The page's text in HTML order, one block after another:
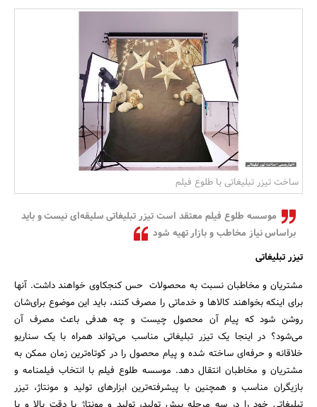
مسکن و ساختمان
ساخت تیزر تبلیغاتی با طلوع فیلم
موسسه طلوع فیلم معتقد است تیزر تبلیغاتی سلیقه‌ای نیست و باید
براساس نیاز مخاطب و بازار تهیه شود
تیزر تبلیغاتی
مشتریان و مخاطبان نسبت به محصولات حس کنجکاوی خواهند داشت. آنها
برای اینکه بخواهند کالاها و خدماتی را مصرف کنند، باید این موضوع برای‌شان
روشن شود که پیام آن محصول چیست و چه هدفی باعث مصرف آن
می‌شود؟ در اینجا یک تیزر تبلیغاتی مناسب می‌تواند همراه با یک سناریو
خلاقانه و حرفه‌ای ساخته شده و پیام محصول را در کوتاه‌ترین زمان ممکن به
مشتریان و مخاطبان انتقال دهد. موسسه طلوع فیلم با انتخاب فیلمنامه و
بازیگران مناسب و همچنین با پیشرفته‌ترین ابزارهای تولید و مونتاژ، تیزر